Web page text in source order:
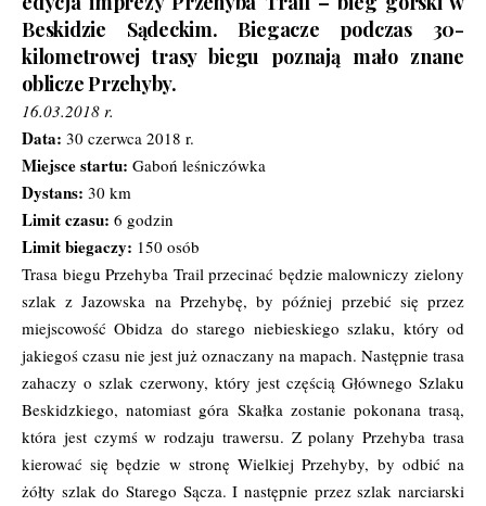
Beskidzie Sądeckim. Biegacze podczas 30-
kilometrowej trasy biegu poznają mało znane
oblicze Przehyby.
16.03.2018 r.
Data: 30 czerwca 2018 r.
Miejsce startu: Gaboń leśniczówka
Dystans: 30 km
Limit czasu: 6 godzin
Limit biegaczy: 150 osób
Trasa biegu Przehyba Trail przecinać będzie malowniczy zielony
szlak z Jazowska na Przehybę, by później przebić się przez
miejscowość Obidza do starego niebieskiego szlaku, który od
jakiegoś czasu nie jest już oznaczany na mapach. Następnie trasa
zahaczy o szlak czerwony, który jest częścią Głównego Szlaku
Beskidzkiego, natomiast góra Skałka zostanie pokonana trasą,
która jest czymś w rodzaju trawersu. Z polany Przehyba trasa
kierować się będzie w stronę Wielkiej Przehyby, by odbić na
żółty szlak do Starego Sącza. I następnie przez szlak narciarski